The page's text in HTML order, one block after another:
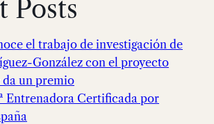
Posts
el trabajo de investigación de
González con el proyecto
da un premio
Entrenadora Certificada por